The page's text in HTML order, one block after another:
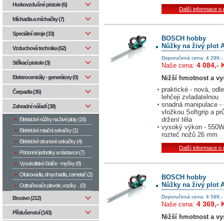
Další informace o
BOSCH hobby
Nůžky na živý plot
Doporučená cena: 4 299,-
Naše cena: 4 084,-
Nižší hmotnost a
praktické - nová,
lehčeji zvladatelnou
snadná manipulace
vložkou Softgrip a
držení těla
vysoký výkon -
rozteč nožů 26 mm
Další informace o
BOSCH hobby
Nůžky na živý plot
Doporučená cena: 4 599,-
Naše cena: 4 369,-
Nižší hmotnost a
Horkovzdušné pistole (6)
Míchadla a míchačky (7)
Speciální stroje (33)
Vzduchová technika (62)
Stříkací pistole (3)
Elektrocentrály - generátory (0)
Čerpadla (35)
Zahradní nářadí (38)
Elektrické nůžky na živé ploty (16)
Elektrické rotační sekačky (1)
Elektrické strunové sekačky (4)
Pohonné jednotky a nástavce (7)
Vysokotlaké čističe - myčky (8)
Ofukovadla, dmychadla, zametač (2)
Odtraňovače plevele, vozíky .. (0)
Brusivo (212)
Příslušenství (143)